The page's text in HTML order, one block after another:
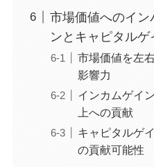
市場価値へのイン
ンとキャピタル
市場価値を左
影響力
インカムゲイ
上への貢献
キャピタルゲ
の貢献可能性